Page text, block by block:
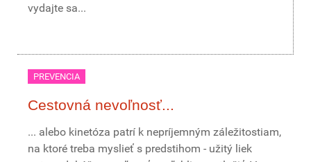
vydajte sa...
PREVENCIA
Cestovná nevoľnosť...
... alebo kinetóza patrí k nepríjemným záležitostiam,
na ktoré treba myslieť s predstihom - užitý liek